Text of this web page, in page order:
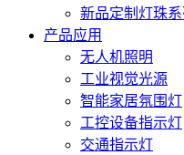
新品定制灯珠系
产品应用
无人机照明
工业视觉光源
智能家居氛围灯
工控设备指示灯
交通指示灯